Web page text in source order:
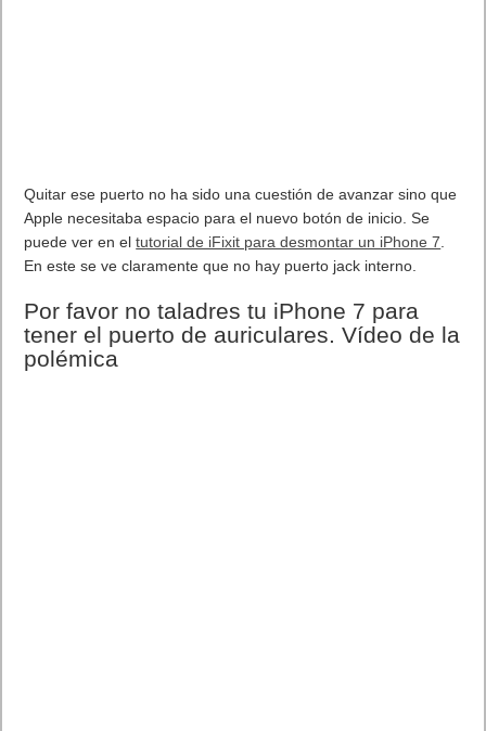
Quitar ese puerto no ha sido una cuestión de avanzar sino que
Apple necesitaba espacio para el nuevo botón de inicio. Se
tutorial de iFixit para desmontar un iPhone 7
En este se ve claramente que no hay puerto jack interno.
Por favor no taladres tu